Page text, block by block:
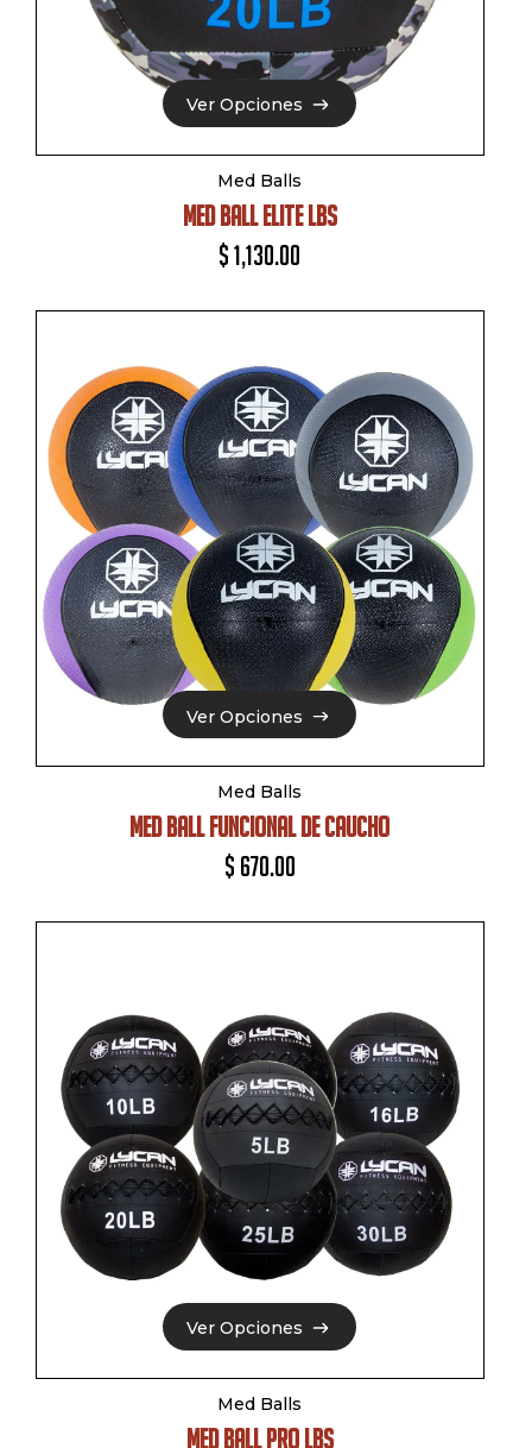
Ver Opciones
Ver Opciones
Med Balls
MED BALL ELITE LBS
$ 1,130.00
Ver Opciones
Ver Opciones
Med Balls
MED BALL FUNCIONAL DE CAUCHO
$ 670.00
Ver Opciones
Ver Opciones
Med Balls
MED BALL PRO LBS